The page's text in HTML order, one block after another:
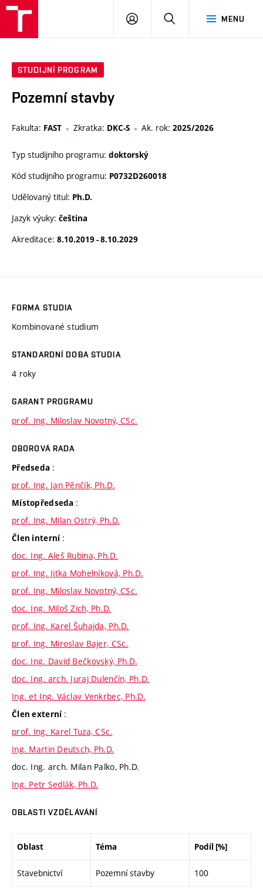
MENU
PŘIHLÁSIT
STUDIJNÍ PROGRAM
Pozemní stavby
Fakulta: FAST Zkratka: DKC-S Ak. rok: 2025/2026
Typ studijního programu: doktorský
Kód studijního programu: P0732D260018
Udělovaný titul: Ph.D.
Jazyk výuky: čeština
Akreditace: 8.10.2019 - 8.10.2029
FORMA STUDIA
Kombinované studium
STANDARDNÍ DOBA STUDIA
4 roky
GARANT PROGRAMU
prof. Ing. Miloslav Novotný, CSc.
OBOROVÁ RADA
Předseda :
prof. Ing. Jan Pěnčík, Ph.D.
Místopředseda :
prof. Ing. Milan Ostrý, Ph.D.
Člen interní :
doc. Ing. Aleš Rubina, Ph.D.
prof. Ing. Jitka Mohelníková, Ph.D.
prof. Ing. Miloslav Novotný, CSc.
doc. Ing. Miloš Zich, Ph.D.
prof. Ing. Karel Šuhajda, Ph.D.
prof. Ing. Miroslav Bajer, CSc.
doc. Ing. David Bečkovský, Ph.D.
doc. Ing. arch. Juraj Dulenčín, Ph.D.
Ing. et Ing. Václav Venkrbec, Ph.D.
Člen externí :
prof. Ing. Karel Tuza, CSc.
Ing. Martin Deutsch, Ph.D.
doc. Ing. arch. Milan Palko, Ph.D.
Ing. Petr Sedlák, Ph.D.
OBLASTI VZDĚLÁVÁNÍ
Oblast Téma Podíl [%]
Stavebnictví Pozemní stavby 100